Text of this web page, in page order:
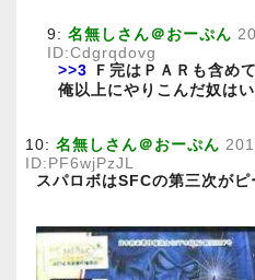
9: 名無しさん＠おーぷん
ID:Cdgrqdovg
>>3 Ｆ完はＰＡＲも含め
俺以上にやりこんだ奴は
10: 名無しさん＠おーぷん
ID:PF6wjPzJL
スパロボはSFCの第三次がピ